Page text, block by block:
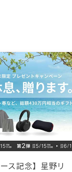
ス記念】星野リ